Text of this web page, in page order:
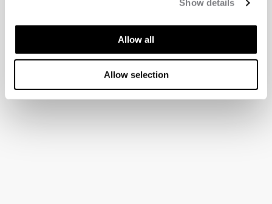
Show details
Allow all
Allow selection